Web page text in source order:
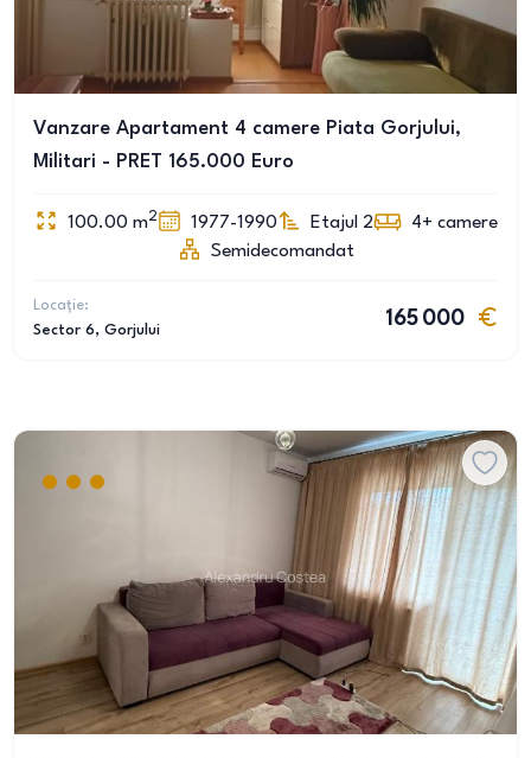
Vanzare Apartament 4 camere Piata Gorjului,
Militari - PRET 165.000 Euro
100.00 m2 1977-1990 Etajul 2 4+ camere
Semidecomandat
Locație:
Sector 6, Gorjului
165 000